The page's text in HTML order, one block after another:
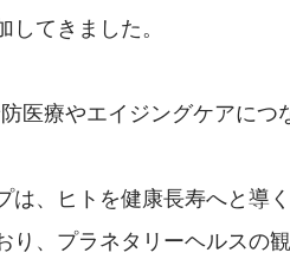
てきました。
医療やエイジングケアにつ
は、ヒトを健康長寿へと導
り、プラネタリーヘルスの